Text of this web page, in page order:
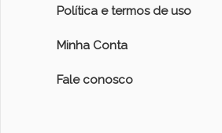
Política e termos de uso
Minha Conta
Fale conosco